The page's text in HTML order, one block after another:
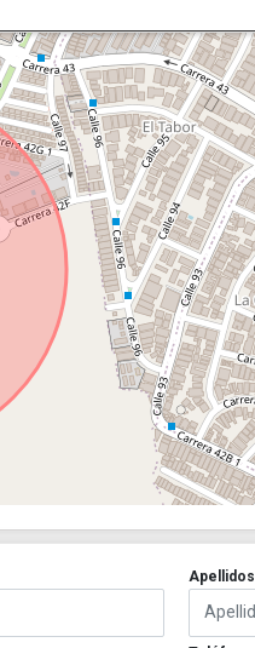
Apellidos